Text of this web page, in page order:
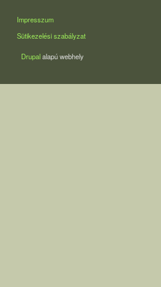
LÁBLÉC
Impresszum
Sütikezelési szabályzat
Drupalalapú webhely